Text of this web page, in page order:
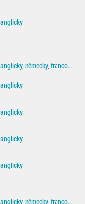
anglicky
anglicky, německy, francouzsky
anglicky
anglicky
anglicky
anglicky
anglicky, německy, francouzsky